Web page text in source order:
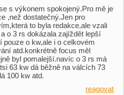
s výkonem spokojený.Pro mě je
,než dostatečný.Jen pro
to byla redakce,ale vzali
o 3 rs dokázala zajíždět lepší
o kw,ale i o celkovém
atd.konkrétně focus měl
byl pomalejší.navíc o 3 rs má
63 kw dá běžně na válcích 73
100 kw atd.
reagovat